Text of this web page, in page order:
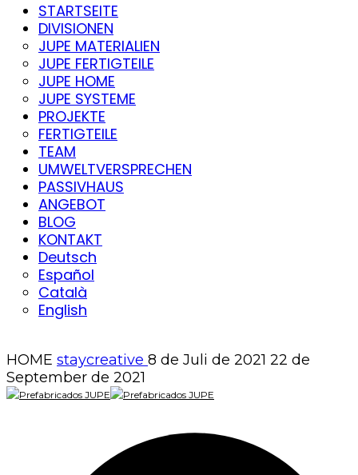
STARTSEITE
DIVISIONEN
JUPE MATERIALIEN
JUPE FERTIGTEILE
JUPE HOME
JUPE SYSTEME
PROJEKTE
FERTIGTEILE
TEAM
UMWELTVERSPRECHEN
PASSIVHAUS
ANGEBOT
BLOG
KONTAKT
Deutsch
Español
Català
English
HOME staycreative 8 de Juli de 2021 22 de
September de 2021